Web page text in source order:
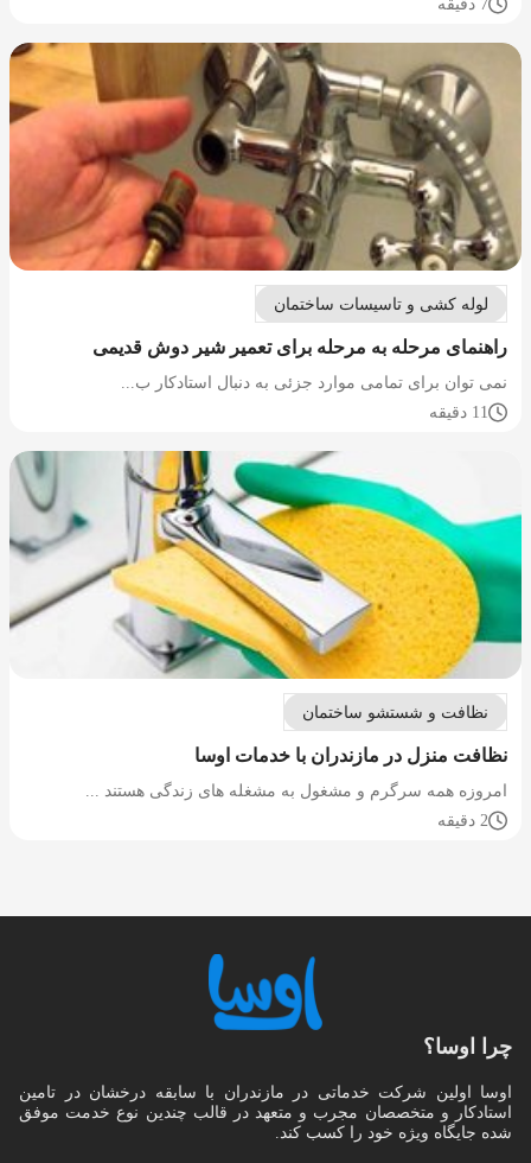
7 دقیقه
لوله کشی و تاسیسات ساختمان
راهنمای مرحله به مرحله برای تعمیر شیر دوش قدیمی
نمی توان برای تمامی موارد جزئی به دنبال استادکار ب...
11 دقیقه
نظافت و شستشو ساختمان
نظافت منزل در مازندران با خدمات اوسا
امروزه همه سرگرم و مشغول به مشغله های زندگی هستند ...
2 دقیقه
چرا اوسا؟
اوسا اولین شرکت خدماتی در مازندران با سابقه درخشان در تامین
استادکار و متخصصان مجرب و متعهد در قالب چندین نوع خدمت موفق
شده جایگاه ویژه خود را کسب کند.